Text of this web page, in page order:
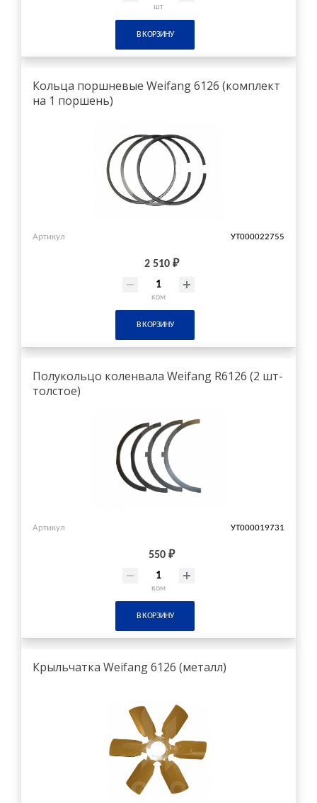
шт
В КОРЗИНУ
Кольца поршневые Weifang 6126 (комплект
на 1 поршень)
Артикул УТ000022755
2 510 ₽
ком
В КОРЗИНУ
Полукольцо коленвала Weifang R6126 (2 шт-
толстое)
Артикул УТ000019731
550 ₽
ком
В КОРЗИНУ
Крыльчатка Weifang 6126 (металл)